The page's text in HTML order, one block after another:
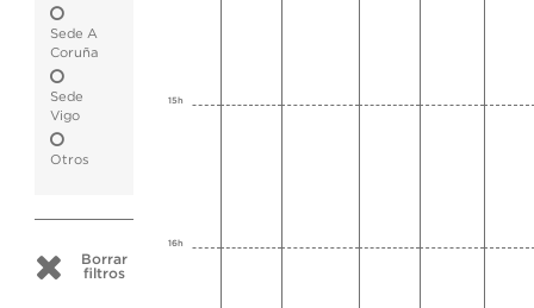
Sede A
Coruña
Sede
Vigo
Otros
Borrar
filtros
15h
16h